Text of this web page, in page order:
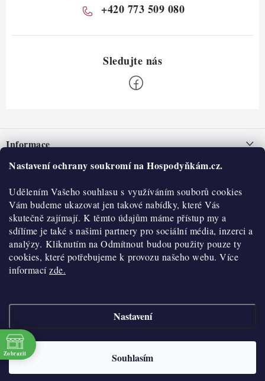
Nastavení ochrany soukromí na Hospodyňkám.cz.
Udělením Vašeho souhlasu s využíváním souborů cookies
Vám budeme ukazovat jen takové nabídky, které Vás
skutečně zajímají. K těmto údajům máme přístup my a
sdílíme je také s našimi partnery pro sociální média, inzerci a
analýzy. Kliknutím na Odmítnout budou použity pouze ty
cookies, které potřebujeme k provozu našeho webu. Více
informacízde.
Nastavení
Souhlasím
+420 773 509 080
pInformace
Nepřevzetí zásilky na dobírku
Obchodní podmínky
Hodnocení obchodu
Blog
Moje objednávka
O nás
Historie
Kontakty
O nákupu
Reklamace a vratky
Výdejní místa
Velkoobchod
Doprava a platba
Vytvořil Shoptet
Copyright 2026
cookies
Zobrazit